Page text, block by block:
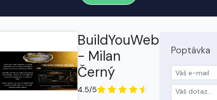
BuildYouWeb
- Milan
Černý
4.5/5
Poptávka